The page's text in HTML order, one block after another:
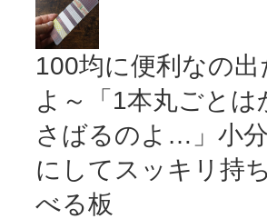
100均に便利なの出
よ～「1本丸ごとは
さばるのよ…」小
にしてスッキリ持
べる板